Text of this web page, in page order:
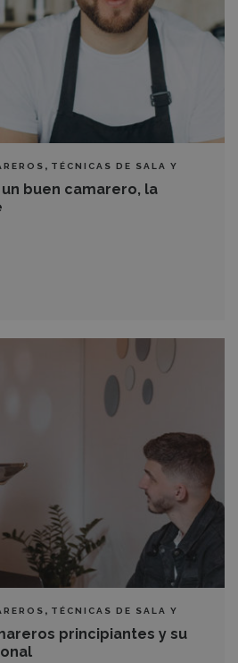
, TÉCNICAS DE SALA Y
buen camarero, la
, TÉCNICAS DE SALA Y
principiantes y su